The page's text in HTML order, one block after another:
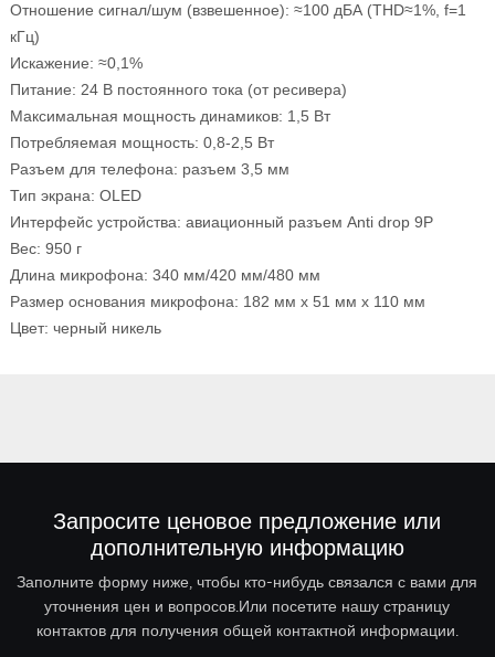
Отношение сигнал/шум (взвешенное): ≈100 дБА (THD≈1%, f=1
кГц)
Искажение: ≈0,1%
Питание: 24 В постоянного тока (от ресивера)
Максимальная мощность динамиков: 1,5 Вт
Потребляемая мощность: 0,8-2,5 Вт
Разъем для телефона: разъем 3,5 мм
Тип экрана: OLED
Интерфейс устройства: авиационный разъем Anti drop 9P
Вес: 950 г
Длина микрофона: 340 мм/420 мм/480 мм
Размер основания микрофона: 182 мм x 51 мм x 110 мм
Цвет: черный никель
Запросите ценовое предложение или
дополнительную информацию
Заполните форму ниже, чтобы кто-нибудь связался с вами для
уточнения цен и вопросов.Или посетите нашу страницу
контактов для получения общей контактной информации.